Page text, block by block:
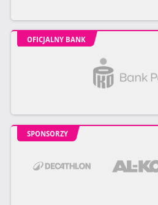
OFICJALNY BANK
SPONSORZY